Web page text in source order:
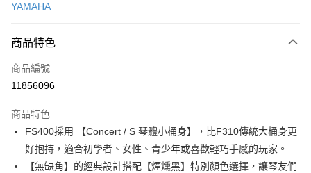
3 期 0 利率 每期
合作金庫商業銀行
上海商業儲蓄銀行
臺灣中小企業銀行
匯豐（台灣）商業銀行
華泰商業銀行
聯邦商業銀行
遠東國際商業銀行
元大商業銀行
永豐商業銀行
合作金庫商業銀行
上海商業儲蓄銀行
國泰世華商業銀行
兆豐國際商業銀行
匯豐（台灣）商業銀行
華泰商業銀行
聯邦商業銀行
遠東國際商業銀行
LINE Pay
Apple Pay
街口支付
悠遊付
YAMAHA
商品特色
商品編號
11856096
商品特色
FS400採用 【Concert / S 琴體小桶身】，比F310傳統大桶身更
好抱持，適合初學者、女性、青少年或喜歡輕巧手感的玩家。
【無缺角】的經典設計搭配【煙燻黑】特別顏色選擇，讓琴友們